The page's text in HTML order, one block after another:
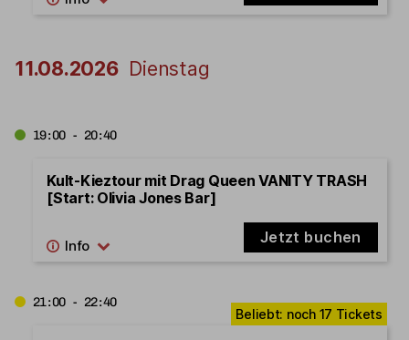
11.08.2026 Dienstag
19:00 - 20:40
Kult-Kieztour mit Drag Queen VANITY TRASH
[Start: Olivia Jones Bar]
Jetzt buchen
21:00 - 22:40